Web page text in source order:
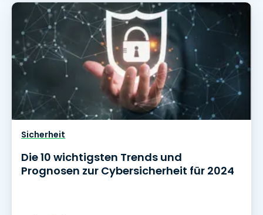
Sicherheit
Die 10 wichtigsten Trends und
Prognosen zur Cybersicherheit für 2024